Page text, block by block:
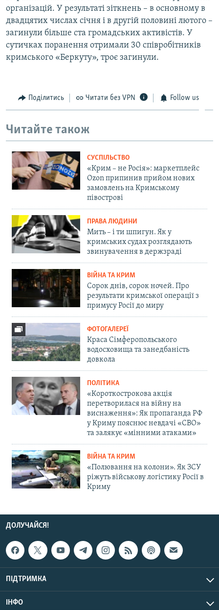
організацій. У результаті зіткнень – в основному в
двадцятих числах січня і в другій половині лютого –
загинули більше ста громадських активістів. У
сутичках поранення отримали 30 співробітників
кримського «Беркуту», троє загинули.
Поділитись Читати без VPN Follow us
Читайте також
СУСПІЛЬСТВО
«Крим – не Росія»: маркетплейс
Ozon припинив прийом нових
замовлень на Кримському
півострові
ПРАВА ЛЮДИНИ
Мить – і ти шпигун. Як у
кримських судах розглядають
звинувачення в держзраді
ВІЙНА ТА КРИМ
Сорок днів, сорок ночей. Про
результати кримської операції з
примусу Росії до миру
ФОТОГАЛЕРЕЇ
Краса Сімферопольського
водосховища та занедбаність
довкола
ПОЛІТИКА
«Короткострокова акція
перетворилася на війну на
виснаження»: Як пропаганда РФ
у Криму пояснює невдачі «СВО»
та залякує «мінними атаками»
ВІЙНА ТА КРИМ
«Полювання на колони». Як ЗСУ
ріжуть військову логістику Росії в
Криму
ДОЛУЧАЙСЯ!
ПІДТРИМКА
ІНФО